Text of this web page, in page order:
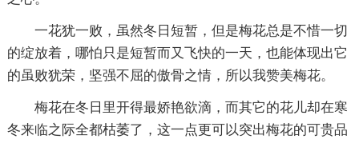
一花犹一败，虽然冬日短暂，但是梅花总是不惜一切
的绽放着，哪怕只是短暂而又飞快的一天，也能体现出它
的虽败犹荣，坚强不屈的傲骨之情，所以我赞美梅花。
梅花在冬日里开得最娇艳欲滴，而其它的花儿却在寒
冬来临之际全都枯萎了，这一点更可以突出梅花的可贵品